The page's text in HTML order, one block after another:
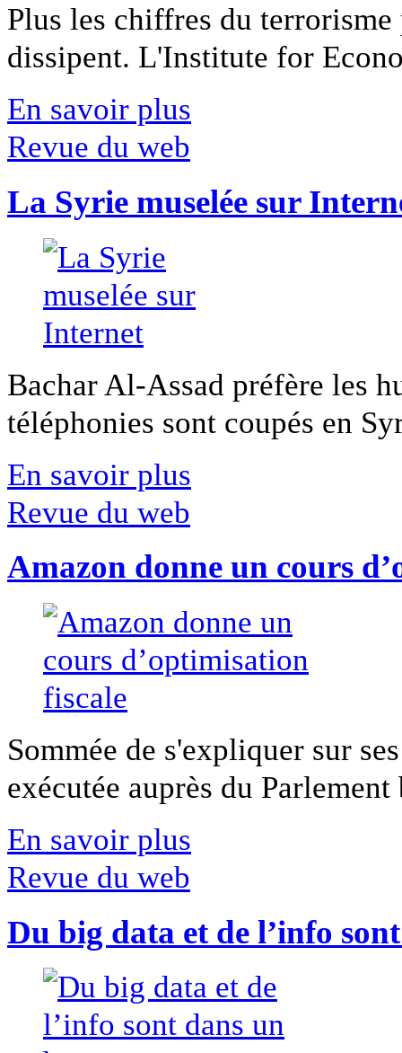
Plus les chiffres du
dissipent. L'Institute for
En savoir plus
Revue du web
La Syrie muselée sur
Bachar Al-Assad préfère les
téléphonies sont coupés en
En savoir plus
Revue du web
Amazon donne un cours
Sommée de s'expliquer sur
exécutée auprès du
En savoir plus
Revue du web
Du big data et de l’info